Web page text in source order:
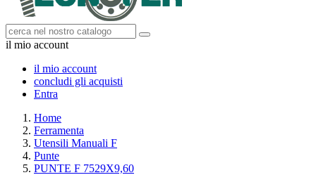
il mio account
il mio account
concludi gli acquisti
Entra
Home
Ferramenta
Utensili Manuali F
Punte
PUNTE F 7529X9,60